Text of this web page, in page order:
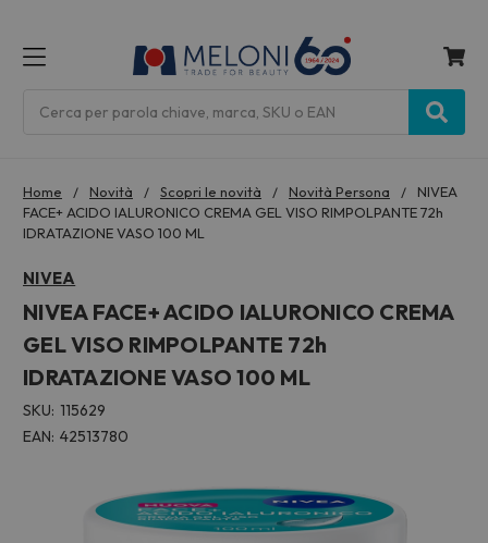
Home Novità Scopri le novità Novità Persona
NIVEA
FACE+ ACIDO IALURONICO CREMA GEL VISO RIMPOLPANTE 72h
IDRATAZIONE VASO 100 ML
NIVEA
NIVEA FACE+ ACIDO IALURONICO CREMA
GEL VISO RIMPOLPANTE 72h
IDRATAZIONE VASO 100 ML
SKU: 115629
EAN: 42513780